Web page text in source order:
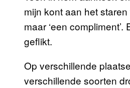
mijn kont aan het
maar ‘een
geflikt.
Op verschillende
verschillende soorten